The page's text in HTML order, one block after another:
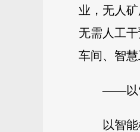
业，无人
无需人工
车间、智
——以“
以智